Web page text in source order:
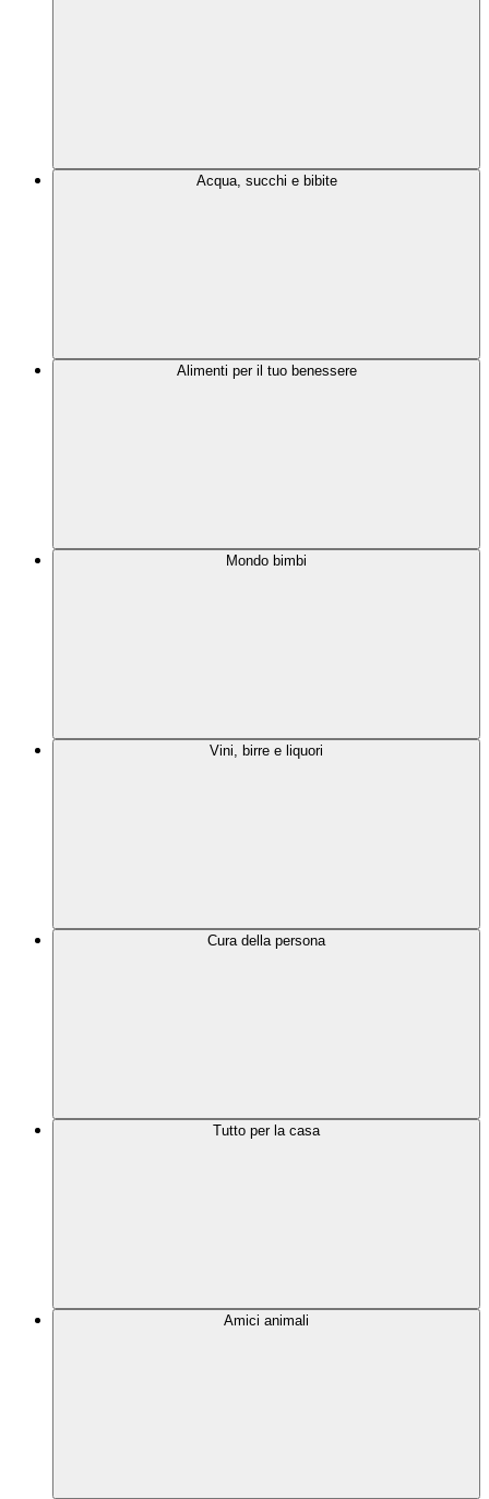
Acqua, succhi e bibite
Alimenti per il tuo benessere
Mondo bimbi
Vini, birre e liquori
Cura della persona
Tutto per la casa
Amici animali